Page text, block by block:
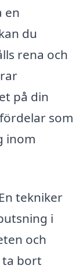
en
du
rena och
på din
som
inom
En tekniker
i
och
bort